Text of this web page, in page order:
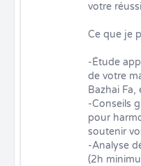
votre
Ce que je
-Étude
de votre
Bazhai Fa,
-Conseils
pour
soutenir
-Analyse
(2h